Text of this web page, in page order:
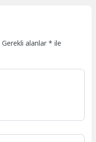
Gerekli alanlar* ile